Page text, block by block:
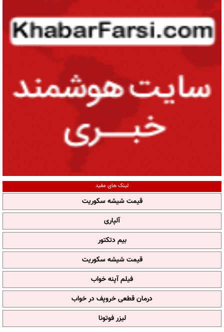
لینک های مفید
قیمت شیشه سکوریت
آلپاری
بیم دتکتور
قیمت شیشه سکوریت
فیلم آپنه خواب
درمان قطعی خروپف در خواب
لیزر فوتونا